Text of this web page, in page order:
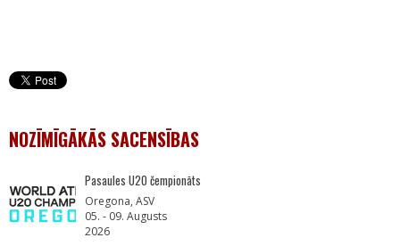
NOZĪMĪGĀKĀS SACENSĪBAS
Pasaules U20 čempionāts
Oregona, ASV
05. - 09. Augusts
2026